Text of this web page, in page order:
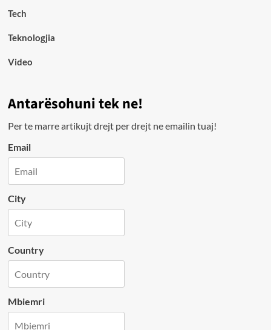
Tech
Teknologjia
Video
Antarësohuni tek ne!
Per te marre artikujt drejt per drejt ne emailin tuaj!
Email
City
Country
Mbiemri